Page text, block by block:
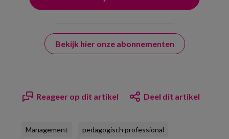
Bekijk hier onze abonnementen
Reageer op dit artikel Deel dit artikel
Management pedagogisch professional